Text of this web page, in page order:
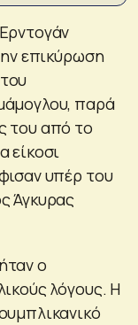
επικύρωση
παρά
του από το
είκοσι
υπέρ του
Άγκυρας
ο
λόγους. Η